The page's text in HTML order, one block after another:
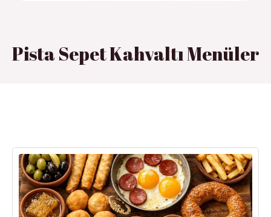
Pista Sepet Kahvaltı Menüler